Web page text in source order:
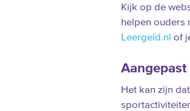
Kijk op de
helpen ouders
Leergeld.nl of
Het kan zijn